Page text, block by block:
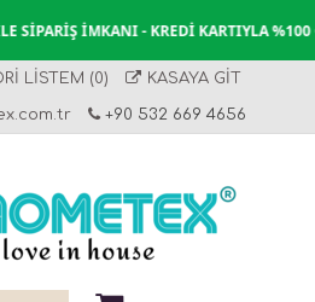
İMKANI - KREDI KARTIYLA %100
LISTEM (0) KASAYA GIT
+90 532 669 4656